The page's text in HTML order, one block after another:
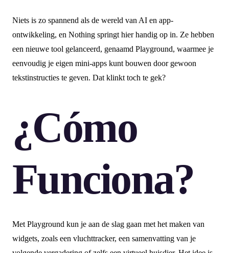
Niets is zo spannend als de wereld van AI en app-
ontwikkeling, en Nothing springt hier handig op in. Ze hebben
een nieuwe tool gelanceerd, genaamd Playground, waarmee je
eenvoudig je eigen mini-apps kunt bouwen door gewoon
tekstinstructies te geven. Dat klinkt toch te gek?
¿Cómo
Funciona?
Met Playground kun je aan de slag gaan met het maken van
widgets, zoals een vluchttracker, een samenvatting van je